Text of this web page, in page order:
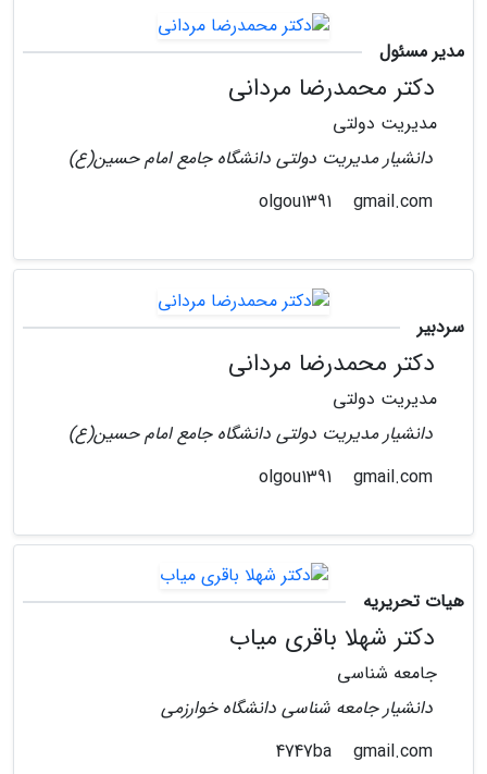
مدیر مسئول
دکتر محمدرضا مردانی
مدیریت دولتی
دانشیار مدیریت دولتی دانشگاه جامع امام حسین(ع)
gmail.com
سردبیر
دکتر محمدرضا مردانی
مدیریت دولتی
دانشیار مدیریت دولتی دانشگاه جامع امام حسین(ع)
gmail.com
هیات تحریریه
دکتر شهلا باقری میاب
جامعه شناسی
دانشیار جامعه شناسی دانشگاه خوارزمی
gmail.com